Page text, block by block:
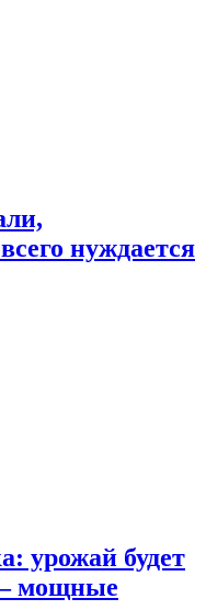
нуждается
урожай будет
мощные